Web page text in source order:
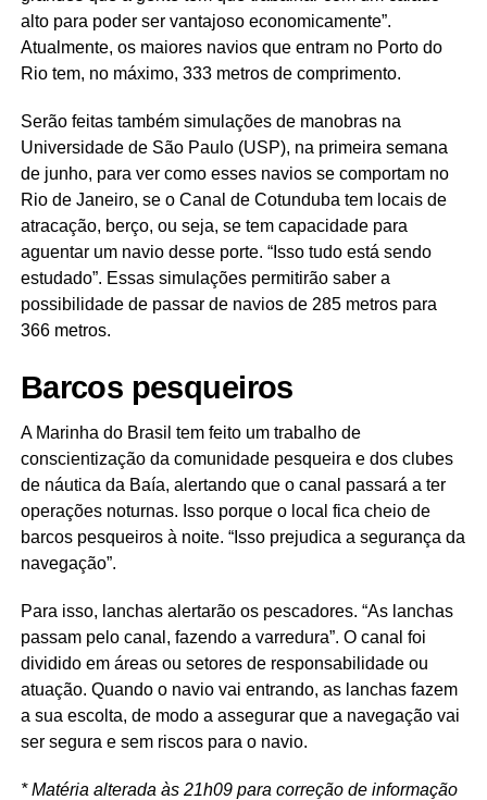
alto para poder ser vantajoso economicamente”.
Atualmente, os maiores navios que entram no Porto do
Rio tem, no máximo, 333 metros de comprimento.
Serão feitas também simulações de manobras na
Universidade de São Paulo (USP), na primeira semana
de junho, para ver como esses navios se comportam no
Rio de Janeiro, se o Canal de Cotunduba tem locais de
atracação, berço, ou seja, se tem capacidade para
aguentar um navio desse porte. “Isso tudo está sendo
estudado”. Essas simulações permitirão saber a
possibilidade de passar de navios de 285 metros para
366 metros.
Barcos pesqueiros
A Marinha do Brasil tem feito um trabalho de
conscientização da comunidade pesqueira e dos clubes
de náutica da Baía, alertando que o canal passará a ter
operações noturnas. Isso porque o local fica cheio de
barcos pesqueiros à noite. “Isso prejudica a segurança da
navegação”.
Para isso, lanchas alertarão os pescadores. “As lanchas
passam pelo canal, fazendo a varredura”. O canal foi
dividido em áreas ou setores de responsabilidade ou
atuação. Quando o navio vai entrando, as lanchas fazem
a sua escolta, de modo a assegurar que a navegação vai
ser segura e sem riscos para o navio.
* Matéria alterada às 21h09 para correção de informação